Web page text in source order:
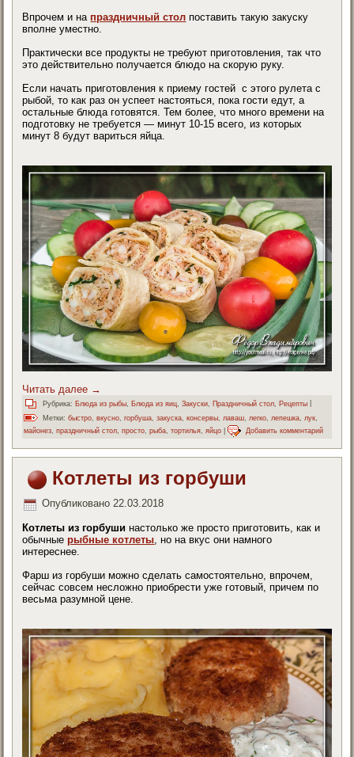
Впрочем и на праздничный стол поставить такую закуску
вполне уместно.
Практически все продукты не требуют приготовления, так что
это действительно получается блюдо на скорую руку.
Если начать приготовления к приему гостей с этого рулета с
рыбой, то как раз он успеет настояться, пока гости едут, а
остальные блюда готовятся. Тем более, что много времени на
подготовку не требуется — минут 10-15 всего, из которых
минут 8 будут вариться яйца.
Читать далее →
Рубрика: Блюда из рыбы Блюда из яиц ,Закуски Праздничный стол Рецепты
Метки: быстро ,вкусно ,горбуша ,закуска ,консервы лаваш легко лепешка лук
майонез,праздничный стол,просто,рыба,тортилья,яйцо | Добавить комментарий
Котлеты из горбуши
Опубликовано 22.03.2018
Котлеты из горбуши настолько же просто приготовить, как и
обычныерыбные котлеты , но на вкус они намного
интереснее.
Фарш из горбуши можно сделать самостоятельно, впрочем,
сейчас совсем несложно приобрести уже готовый, причем по
весьма разумной цене.